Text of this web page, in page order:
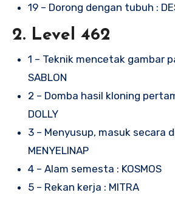
19 – Dorong dengan tubuh :
2. Level 462
1 – Teknik mencetak gambar
SABLON
2 – Domba hasil kloning
DOLLY
3 – Menyusup, masuk secara
MENYELINAP
4 – Alam semesta : KOSMOS
5 – Rekan kerja : MITRA